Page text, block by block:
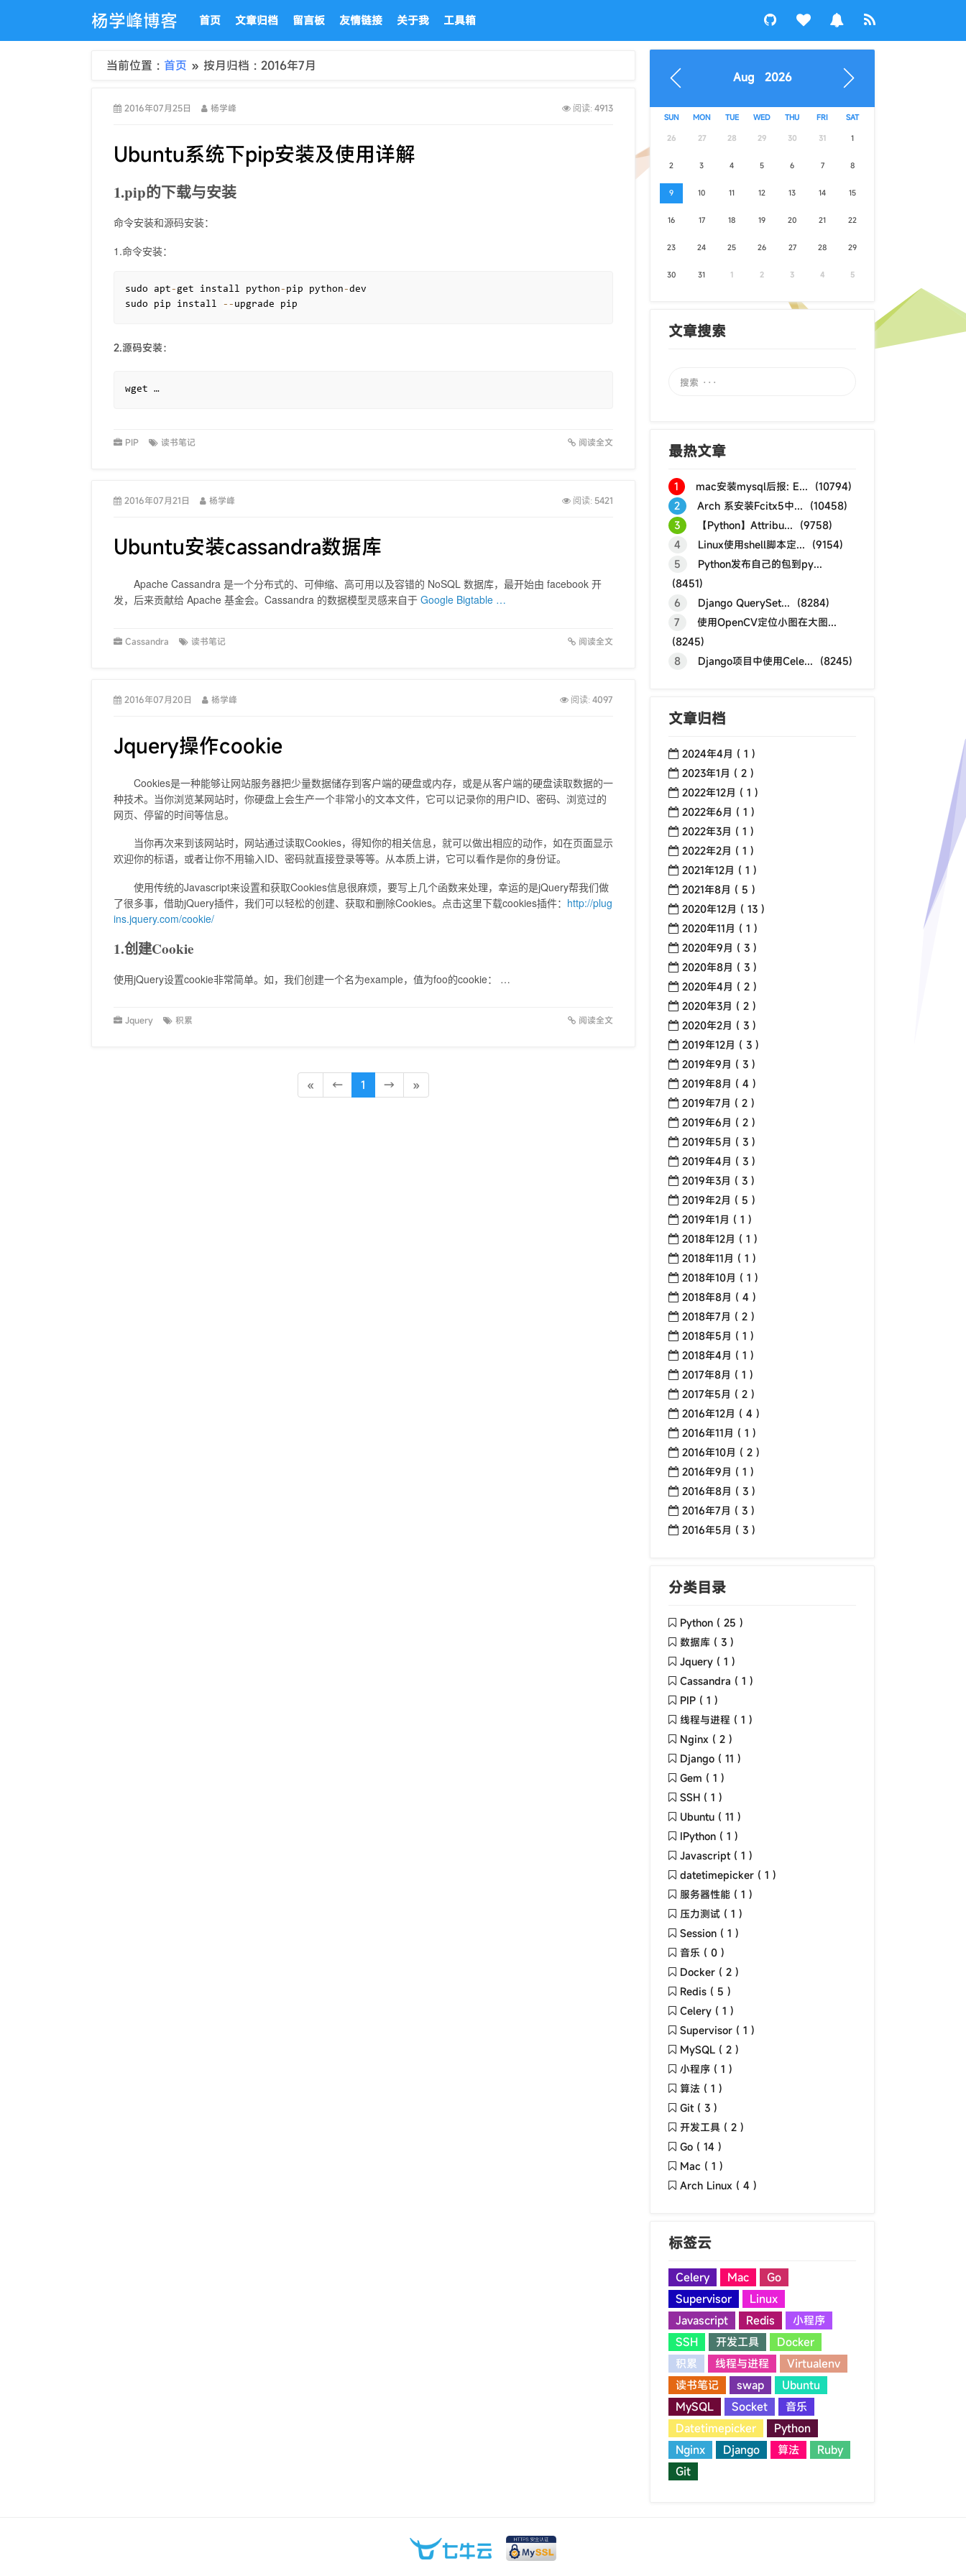
杨学峰博客 首页 文章归档 留言板 友情链接 关于我 工具箱
当前位置 : 首页 » 按月归档 : 2016年7月
2016年07月25日 杨学峰 阅读: 4913
Ubuntu系统下pip安装及使用详解
1.pip的下载与安装
命令安装和源码安装：
1.命令安装：
sudo apt-get install python- pip python-dev
sudo pip install - - upgrade pip
2.源码安装：
wget …
PIP 读书笔记 阅读全文
2016年07月21日 杨学峰 阅读: 5421
Ubuntu安装cassandra数据库
Apache Cassandra 是一个分布式的、可伸缩、高可用以及容错的 NoSQL 数据库，最开始由 facebook 开
发，后来贡献给 Apache 基金会。Cassandra 的数据模型灵感来自于 Google Bigtable …
Cassandra 读书笔记 阅读全文
2016年07月20日 杨学峰 阅读: 4097
Jquery操作cookie
Cookies是一种能够让网站服务器把少量数据储存到客户端的硬盘或内存，或是从客户端的硬盘读取数据的一
种技术。当你浏览某网站时，你硬盘上会生产一个非常小的文本文件，它可以记录你的用户ID、密码、浏览过的
网页、停留的时间等信息。
当你再次来到该网站时，网站通过读取Cookies，得知你的相关信息，就可以做出相应的动作，如在页面显示
欢迎你的标语，或者让你不用输入ID、密码就直接登录等等。从本质上讲，它可以看作是你的身份证。
使用传统的Javascript来设置和获取Cookies信息很麻烦，要写上几个函数来处理，幸运的是jQuery帮我们做
了很多事，借助jQuery插件，我们可以轻松的创建、获取和删除Cookies。点击这里下载cookies插件： http://plug
ins.jquery.com/cookie/
1.创建Cookie
使用jQuery设置cookie非常简单。如，我们创建一个名为example，值为foo的cookie： …
Jquery 积累 阅读全文
« ← 1 → »
Aug 2026
SUN MON TUE WED THU FRI SAT
26 27 28 29 30 31 1
2 3 4 5 6 7 8
9 10 11 12 13 14 15
16 17 18 19 20 21 22
23 24 25 26 27 28 29
30 31 1 2 3 4 5
文章搜索
最热文章
1
mac安装mysql后报: E... (10794)
2
Arch 系安装Fcitx5中... (10458)
3
【Python】Attribu... (9758)
4
Linux使用shell脚本定... (9154)
5
Python发布自己的包到py...
(8451)
6
Django QuerySet... (8284)
7
使用OpenCV定位小图在大图...
(8245)
8
Django项目中使用Cele... (8245)
文章归档
2024年4月 ( 1 )
2023年1月 ( 2 )
2022年12月 ( 1 )
2022年6月 ( 1 )
2022年3月 ( 1 )
2022年2月 ( 1 )
2021年12月 ( 1 )
2021年8月 ( 5 )
2020年12月 ( 13 )
2020年11月 ( 1 )
2020年9月 ( 3 )
2020年8月 ( 3 )
2020年4月 ( 2 )
2020年3月 ( 2 )
2020年2月 ( 3 )
2019年12月 ( 3 )
2019年9月 ( 3 )
2019年8月 ( 4 )
2019年7月 ( 2 )
2019年6月 ( 2 )
2019年5月 ( 3 )
2019年4月 ( 3 )
2019年3月 ( 3 )
2019年2月 ( 5 )
2019年1月 ( 1 )
2018年12月 ( 1 )
2018年11月 ( 1 )
2018年10月 ( 1 )
2018年8月 ( 4 )
2018年7月 ( 2 )
2018年5月 ( 1 )
2018年4月 ( 1 )
2017年8月 ( 1 )
2017年5月 ( 2 )
2016年12月 ( 4 )
2016年11月 ( 1 )
2016年10月 ( 2 )
2016年9月 ( 1 )
2016年8月 ( 3 )
2016年7月 ( 3 )
2016年5月 ( 3 )
分类目录
Python ( 25 )
数据库 ( 3 )
Jquery ( 1 )
Cassandra ( 1 )
PIP ( 1 )
线程与进程 ( 1 )
Nginx ( 2 )
Django ( 11 )
Gem ( 1 )
SSH ( 1 )
Ubuntu ( 11 )
IPython ( 1 )
Javascript ( 1 )
datetimepicker ( 1 )
服务器性能 ( 1 )
压力测试 ( 1 )
Session ( 1 )
音乐 ( 0 )
Docker ( 2 )
Redis ( 5 )
Celery ( 1 )
Supervisor ( 1 )
MySQL ( 2 )
小程序 ( 1 )
算法 ( 1 )
Git ( 3 )
开发工具 ( 2 )
Go ( 14 )
Mac ( 1 )
Arch Linux ( 4 )
标签云
Celery Mac
Go
Supervisor
Linux
Javascript
Redis
小程序
SSH
开发工具
Docker
积累
线程与进程
Virtualenv
读书笔记
swap
Ubuntu
MySQL
Socket
音乐
Datetimepicker
Python
Nginx
Django 算法
Ruby
Git